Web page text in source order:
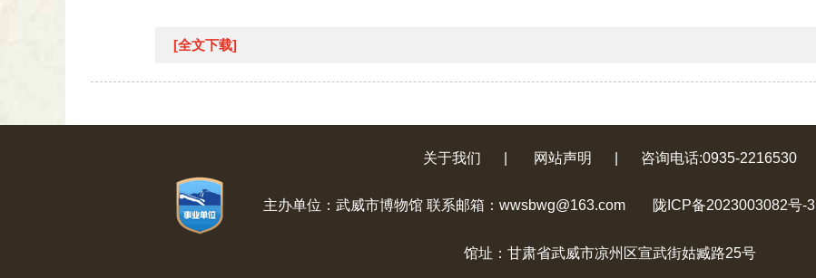
[全文下载]
关于我们 网站声明 咨询电话:0935-2216530
主办单位：武威市博物馆 联系邮箱：wwsbwg@163.com 陇ICP备2023003082号-3
馆址：甘肃省武威市凉州区宣武街姑臧路25号